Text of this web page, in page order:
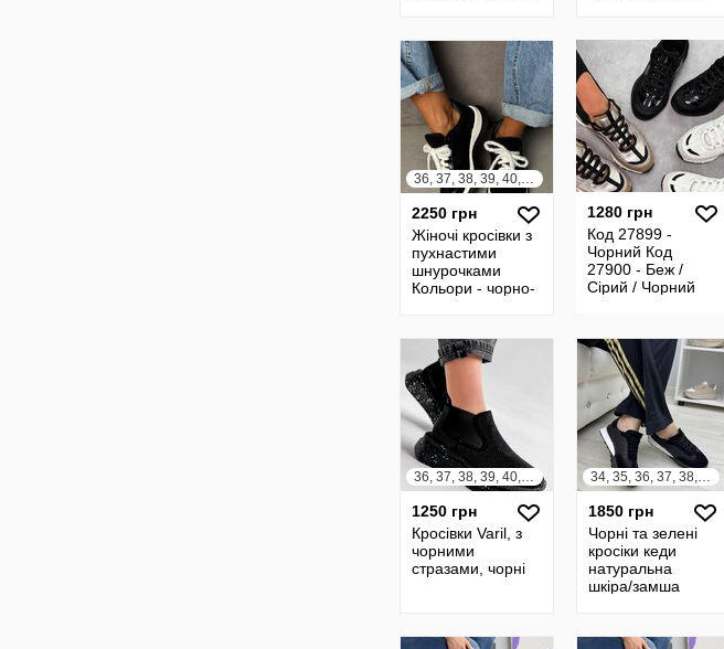
25609
36, 37, 38, 39, 40, 41
2250 грн
Жіночі кросівки з
пухнастими
шнурочками
Кольори - чорно-
чорний , чорн
1280 грн
Код 27899 -
Чорний Код
27900 - Беж /
Сірий / Чорний
Чорний Розміри
36
36, 37, 38, 39, 40, 41
1250 грн
Кросівки Varil, з
чорними
стразами, чорні
34, 35, 36, 37, 38, 39, 40, 41
1850 грн
Чорні та зелені
кросіки кеди
натуральна
шкіра/замша